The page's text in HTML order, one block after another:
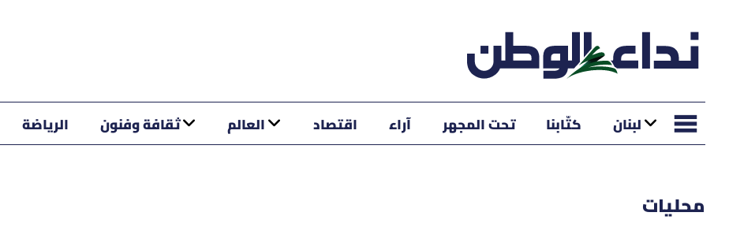
لبنان كتّابنا تحت المجهر آراء اقتصاد العالم ثقافة وفنون الرياضة
محليات